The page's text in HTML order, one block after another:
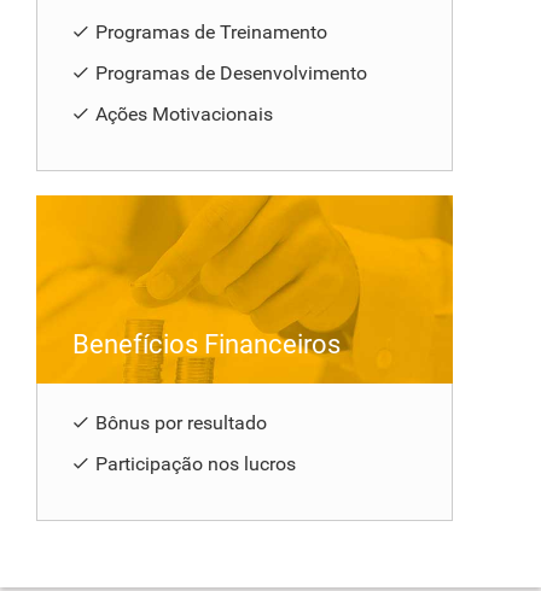
Programas de Treinamento
Programas de Desenvolvimento
Ações Motivacionais
Benefícios Financeiros
Bônus por resultado
Participação nos lucros